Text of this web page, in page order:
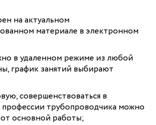
на актуальном
материале в электронном
в удаленном режиме из любой
график занятий выбирают
совершенствоваться в
трубопроводчика можно
основной работы;